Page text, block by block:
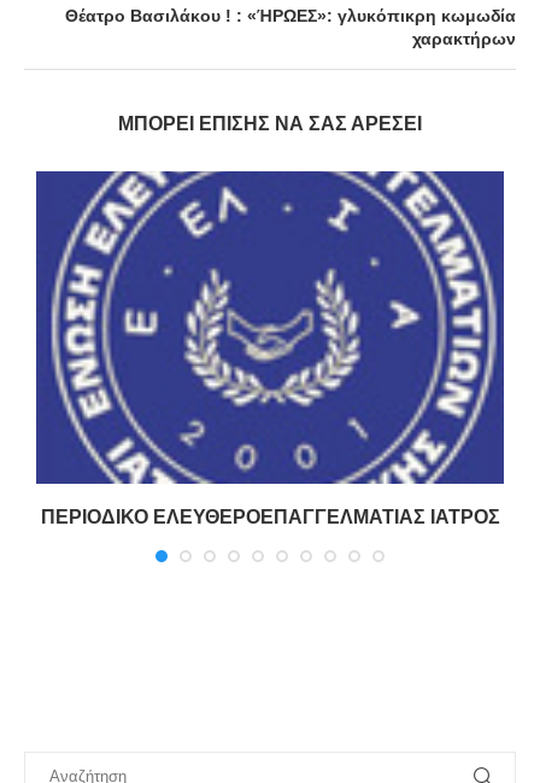
Θέατρο Βασιλάκου ! : «ΉΡΩΕΣ»: γλυκόπικρη κωμωδία
χαρακτήρων
ΜΠΟΡΕΊ ΕΠΊΣΗΣ ΝΑ ΣΑΣ ΑΡΈΣΕΙ
ΠΕΡΙΟΔΙΚΟ ΕΛΕΥΘΕΡΟΕΠΑΓΓΕΛΜΑΤΙΑΣ ΙΑΤΡΟΣ